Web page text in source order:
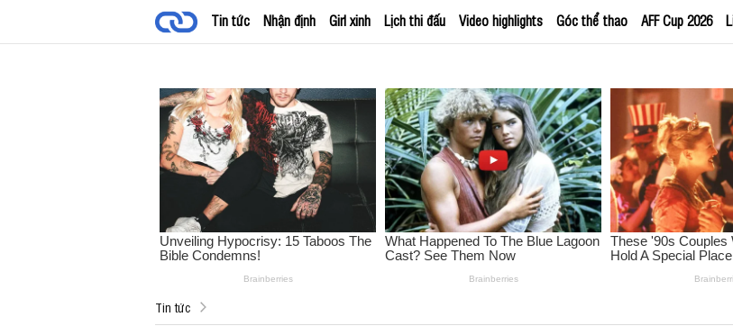
Tin tức Nhận định Girl xinh Lịch thi đấu Video highlights Góc thể thao AFF Cup 2026
Tin tức